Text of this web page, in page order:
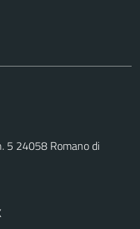
5 24058 Romano di